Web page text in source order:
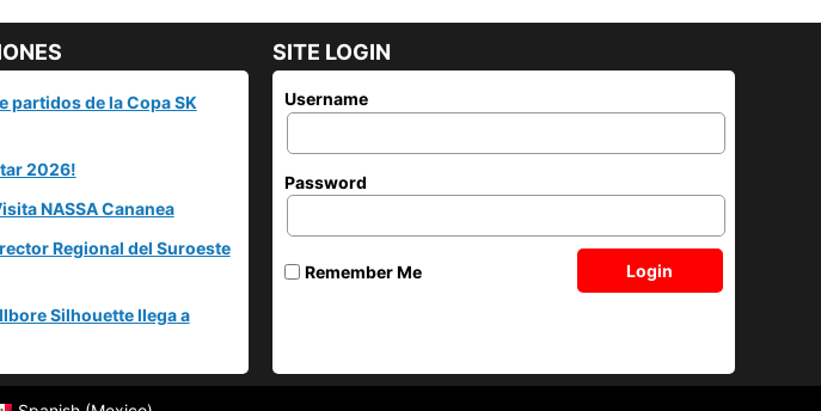
partidos de la Copa SK
2026!
NASSA Cananea
Regional del Suroeste
Silhouette llega a
SITE LOGIN
Username
Password
Remember Me Login